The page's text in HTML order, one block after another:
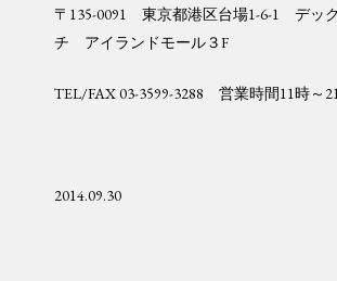
〒135-0091 東京都港区台場1-6-1 デッ
チ アイランドモール３F
TEL/FAX03-3599-3288 営業時間11時～
2014.09.30